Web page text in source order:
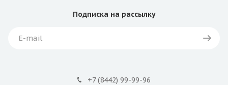
Подписка на рассылку
+7 (8442) 99-99-96